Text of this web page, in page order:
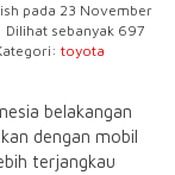
pada 23 November
Dilihat sebanyak 697
toyota
belakangan
dengan mobil
terjangkau